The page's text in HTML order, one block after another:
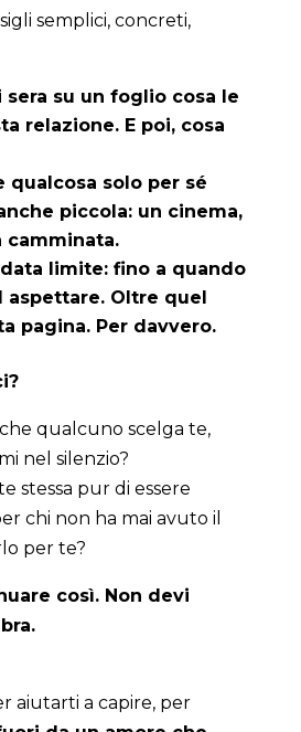
semplici, concreti,
sera su un foglio cosa le
relazione. E poi, cosa
qualcosa solo per sé
piccola: un cinema,
camminata.
limite: fino a quando
aspettare. Oltre quel
pagina. Per davvero.
qualcuno scelga te,
nel silenzio?
stessa pur di essere
chi non ha mai avuto il
per te?
così. Non devi
aiutarti a capire, per